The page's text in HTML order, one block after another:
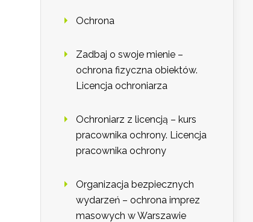
Ochrona
Zadbaj o swoje mienie –
ochrona fizyczna obiektów.
Licencja ochroniarza
Ochroniarz z licencją – kurs
pracownika ochrony. Licencja
pracownika ochrony
Organizacja bezpiecznych
wydarzeń – ochrona imprez
masowych w Warszawie